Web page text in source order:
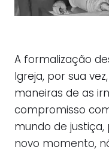
A formalização
Igreja, por sua
maneiras de as
compromisso
mundo de justiça,
novo momento,